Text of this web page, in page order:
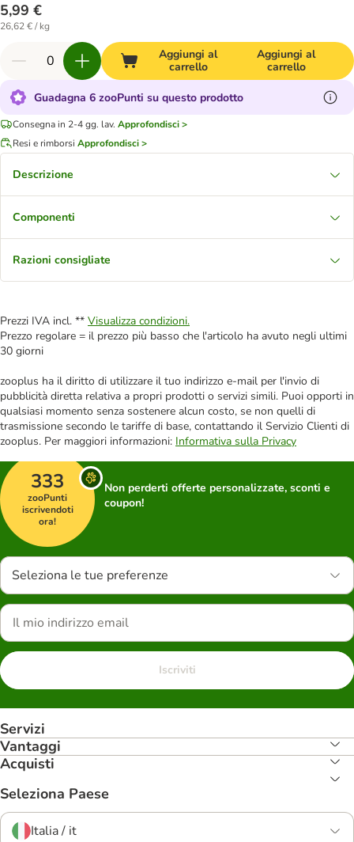
5,99 €
26,62 € / kg
Aggiungi al
carrello
Aggiungi al
carrello
Guadagna 6 zooPunti su questo prodotto
Consegna in 2-4 gg. lav. Approfondisci >
Resi e rimborsi Approfondisci >
Descrizione
Componenti
Razioni consigliate
Prezzi IVA incl. ** Visualizza condizioni.
Prezzo regolare = il prezzo più basso che l'articolo ha avuto negli ultimi
30 giorni
zooplus ha il diritto di utilizzare il tuo indirizzo e-mail per l'invio di
pubblicità diretta relativa a propri prodotti o servizi simili. Puoi opporti in
qualsiasi momento senza sostenere alcun costo, se non quelli di
trasmissione secondo le tariffe di base, contattando il Servizio Clienti di
zooplus. Per maggiori informazioni: Informativa sulla Privacy
333
zooPunti
iscrivendoti
ora!
Non perderti offerte personalizzate, sconti e
coupon!
Seleziona le tue preferenze
Iscriviti
Servizi
Vantaggi
Acquisti
Seleziona Paese
Italia / it